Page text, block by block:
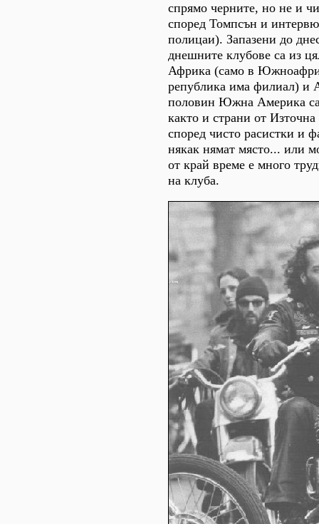
спрямо черните, но не и
според Томпсън и
полицаи). Запазени до
днешните клубове са из
Африка (само в
република има филиал) и
половин Южна Америка
както и страни от
според чисто расистки и
някак нямат място... или
от край време е много
на клуба.